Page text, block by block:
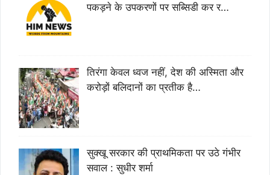
पकड़ने के उपकरणों पर सब्सिडी कर र…
तिरंगा केवल ध्वज नहीं, देश की अस्मिता और
करोड़ों बलिदानों का प्रतीक है…
सुक्खू सरकार की प्राथमिकता पर उठे गंभीर
सवाल : सुधीर शर्मा